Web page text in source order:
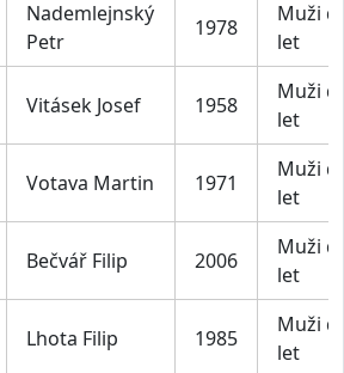
Nademlejnský
Petr
1978
Muži
let
Vitásek Josef 1958
Muži
let
Votava Martin 1971
Muži
let
Bečvář Filip 2006
Muži
let
Lhota Filip 1985
Muži
let